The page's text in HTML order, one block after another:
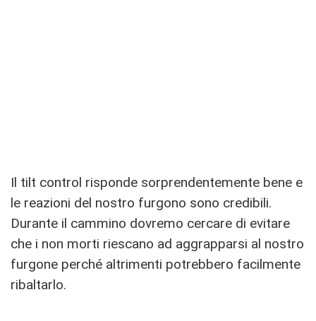
Il tilt control risponde sorprendentemente bene e
le reazioni del nostro furgono sono credibili.
Durante il cammino dovremo cercare di evitare
che i non morti riescano ad aggrapparsi al nostro
furgone perché altrimenti potrebbero facilmente
ribaltarlo.